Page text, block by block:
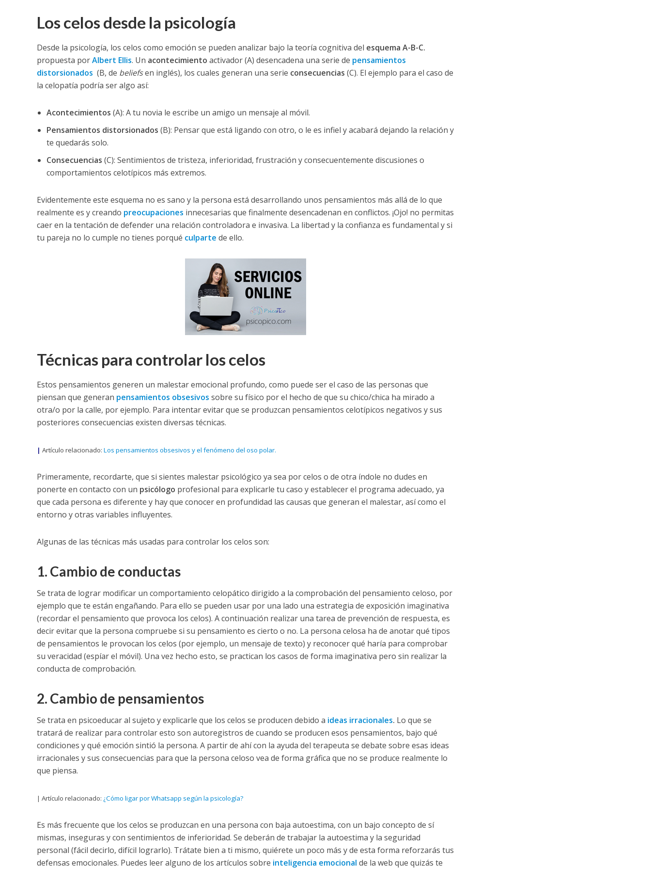
Los celos desde la psicología
Desde la psicología, los celos como emoción se pueden analizar bajo la teoría cognitiva del esquema A-B-C.
propuesta porAlbert Ellis. Un acontecimiento activador (A) desencadena una serie de pensamientos
distorsionados (B, de beliefsen inglés), los cuales generan una serie consecuencias (C). El ejemplo para el caso de
la celopatía podría ser algo así:
Acontecimientos (A): A tu novia le escribe un amigo un mensaje al móvil.
Pensamientos distorsionados (B): Pensar que está ligando con otro, o le es infiel y acabará dejando la relación y
te quedarás solo.
Consecuencias (C): Sentimientos de tristeza, inferioridad, frustración y consecuentemente discusiones o
comportamientos celotípicos más extremos.
Evidentemente este esquema no es sano y la persona está desarrollando unos pensamientos más allá de lo que
realmente es y creando preocupaciones innecesarias que finalmente desencadenan en conflictos. ¡Ojo! no permitas
caer en la tentación de defender una relación controladora e invasiva. La libertad y la confianza es fundamental y si
tu pareja no lo cumple no tienes porqué culparte de ello.
Técnicas para controlar los celos
Estos pensamientos generen un malestar emocional profundo, como puede ser el caso de las personas que
piensan que generan pensamientos obsesivos sobre su físico por el hecho de que su chico/chica ha mirado a
otra/o por la calle, por ejemplo. Para intentar evitar que se produzcan pensamientos celotípicos negativos y sus
posteriores consecuencias existen diversas técnicas.
| Artículo relacionado: Los pensamientos obsesivos y el fenómeno del oso polar.
Primeramente, recordarte, que si sientes malestar psicológico ya sea por celos o de otra índole no dudes en
ponerte en contacto con un psicólogo profesional para explicarle tu caso y establecer el programa adecuado, ya
que cada persona es diferente y hay que conocer en profundidad las causas que generan el malestar, así como el
entorno y otras variables influyentes.
Algunas de las técnicas más usadas para controlar los celos son:
1. Cambio de conductas
Se trata de lograr modificar un comportamiento celopático dirigido a la comprobación del pensamiento celoso, por
ejemplo que te están engañando. Para ello se pueden usar por una lado una estrategia de exposición imaginativa
(recordar el pensamiento que provoca los celos). A continuación realizar una tarea de prevención de respuesta, es
decir evitar que la persona compruebe si su pensamiento es cierto o no. La persona celosa ha de anotar qué tipos
de pensamientos le provocan los celos (por ejemplo, un mensaje de texto) y reconocer qué haría para comprobar
su veracidad (espíar el móvil). Una vez hecho esto, se practican los casos de forma imaginativa pero sin realizar la
conducta de comprobación.
2. Cambio de pensamientos
Se trata en psicoeducar al sujeto y explicarle que los celos se producen debido a ideas irracionales. Lo que se
tratará de realizar para controlar esto son autoregistros de cuando se producen esos pensamientos, bajo qué
condiciones y qué emoción sintió la persona. A partir de ahí con la ayuda del terapeuta se debate sobre esas ideas
irracionales y sus consecuencias para que la persona celoso vea de forma gráfica que no se produce realmente lo
que piensa.
| Artículo relacionado: ¿Cómo ligar por Whatsapp según la psicología?
Es más frecuente que los celos se produzcan en una persona con baja autoestima, con un bajo concepto de sí
mismas, inseguras y con sentimientos de inferioridad. Se deberán de trabajar la autoestima y la seguridad
personal (fácil decirlo, difícil lograrlo). Trátate bien a ti mismo, quiérete un poco más y de esta forma reforzarás tus
defensas emocionales. Puedes leer alguno de los artículos sobre inteligencia emocional de la web que quizás te